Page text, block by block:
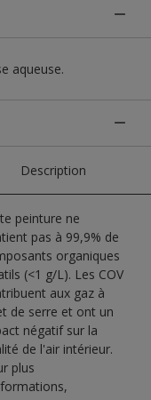
aqueuse.
Description
peinture ne
pas à 99,9% de
organiques
(<1 g/L). Les COV
aux gaz à
de serre et ont un
négatif sur la
de l'air intérieur.
plus